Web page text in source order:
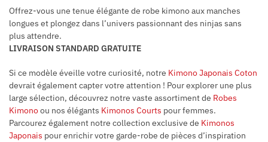
Offrez-vous une tenue élégante de robe kimono aux manches
longues et plongez dans l’univers passionnant des ninjas sans
plus attendre.
LIVRAISON STANDARD GRATUITE
Si ce modèle éveille votre curiosité, notre Kimono Japonais Coton
devrait également capter votre attention ! Pour explorer une plus
large sélection, découvrez notre vaste assortiment de Robes
Kimonoou nos élégants Kimonos Courts pour femmes.
Parcourez également notre collection exclusive de Kimonos
Japonais pour enrichir votre garde-robe de pièces d’inspiration